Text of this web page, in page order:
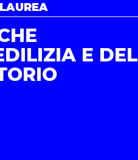
E DEL